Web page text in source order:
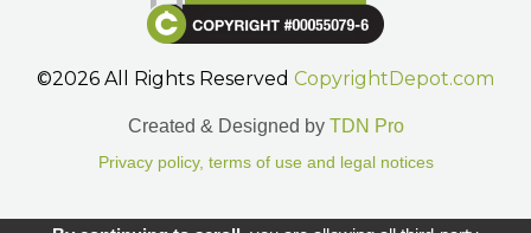
©2026 All Rights Reserved CopyrightDepot.com
Created & Designed by TDN Pro
Privacy policy, terms of use and legal notices